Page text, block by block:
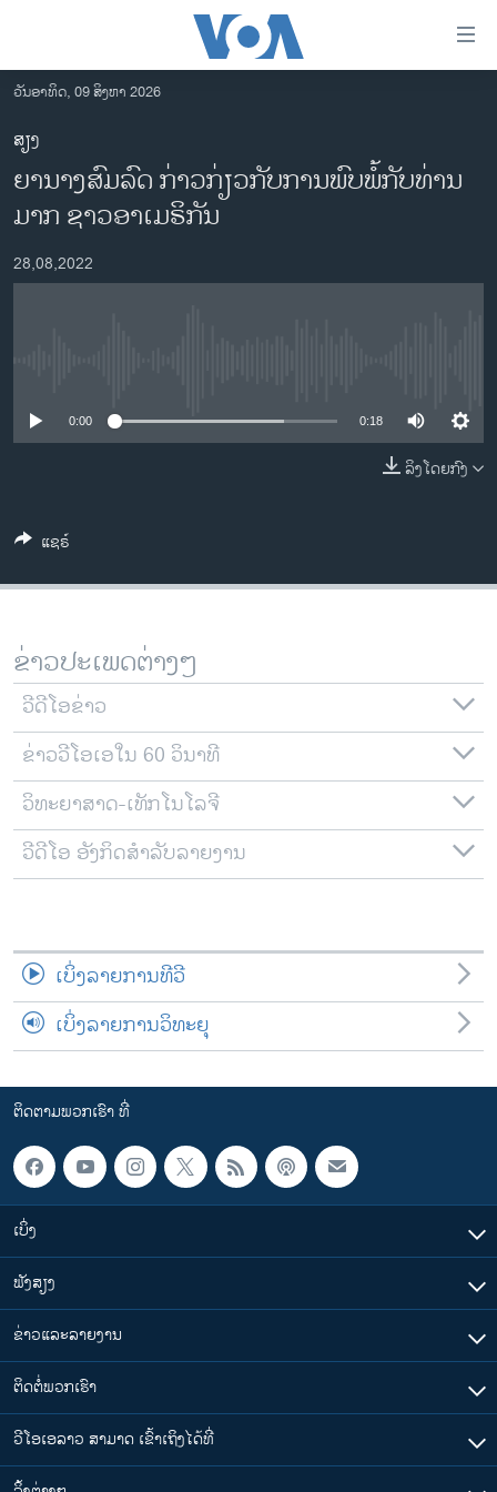
ເຂົ້າ
ຫາ
ຂ້າມ
ຂ້າມ
ຂ້າມ
ໄປ
ຫາ
ຊອກ
ລາວ
ອາເມຣິກາ
ການເລືອກຕັ້ງ ປະທານາທີບໍດີ ສະຫະລັດ 2024
ຂ່າວ​ຈີນ
ຊີວິດຊາວລາວ
ທຸລະກິດ
ພາສາອັງກິດ
ສຽງ
ລາຍການກະຈາຍສຽງ
ລາຍງານ
ຕິດຕາມພວກເຮົາ ທີ່
ພາສາຕ່າງໆ
ວັນອາທິດ, 09 ສິງຫາ 2026
ສຽງ
ຍານາງສົມລົດ ກ່າວກ່ຽວກັບການພົບພໍ້ກັບທ່ານ
ມາກ ຊາວອາເມຣິກັນ
28,08,2022
0:00 0:18
ລິງໂດຍກົງ
ແຊຣ໌
ຂ່າວປະເພດຕ່າງໆ
ວີດີໂອຂ່າວ
ຂ່າວວີໂອເອໃນ 60 ວິນາທີ
ວິທະຍາສາດ-ເທັກໂນໂລຈີ
ວີດີໂອ ອັງກິດສຳລັບລາຍງານ
ເບິ່ງລາຍການທີວີ
ເບິ່ງລາຍການວິທະຍຸ
ຕິດຕາມພວກເຮົາ ທີ່
ເບິ່ງ
ຟັງສຽງ
ຂ່າວແລະລາຍງານ
ຕິດຕໍ່ພວກເຮົາ
ວີໂອເອລາວ ສາມາດ ເຂົ້າເຖິງໄດ້ທີ່